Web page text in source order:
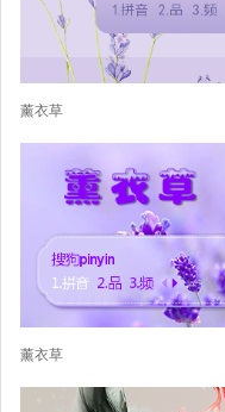
薰衣草
薰衣草